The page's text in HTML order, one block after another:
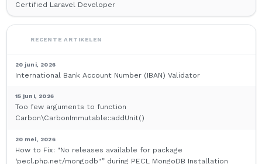
Certified Laravel Developer
RECENTE ARTIKELEN
20 juni, 2026
International Bank Account Number (IBAN) Validator
15 juni, 2026
Too few arguments to function
Carbon\CarbonImmutable::addUnit()
20 mei, 2026
How to Fix: "No releases available for package
‘pecl.php.net/mongodb"” during PECL MongoDB Installation